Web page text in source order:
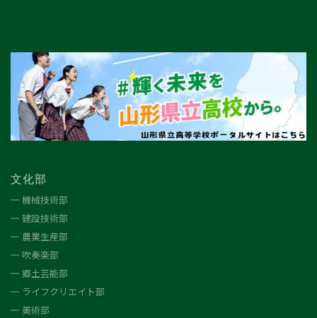
文化部
機械技術部
建設技術部
農業生産部
吹奏楽部
郷土芸能部
ライフクリエイト部
美術部